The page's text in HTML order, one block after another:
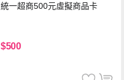
統一超商500元虛擬商品卡
$500